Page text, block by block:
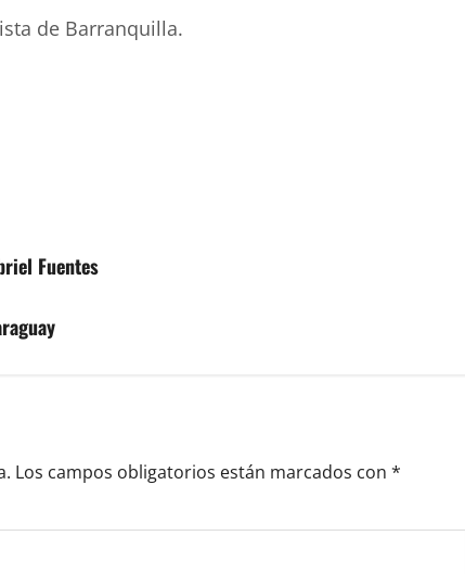
de Barranquilla.
Fuentes
Los campos obligatorios están marcados con *